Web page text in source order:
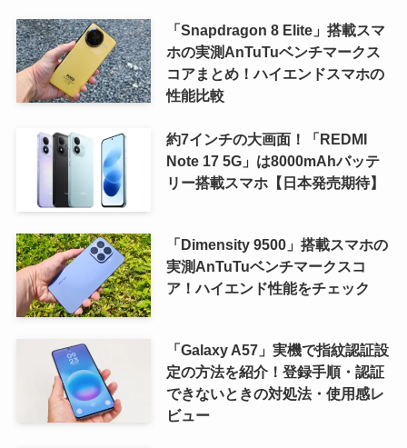
「Snapdragon 8 Elite」搭載スマ
ホの実測AnTuTuベンチマークス
コアまとめ！ハイエンドスマホの
性能比較
約7インチの大画面！「REDMI
Note 17 5G」は8000mAhバッテ
リー搭載スマホ【日本発売期待】
「Dimensity 9500」搭載スマホの
実測AnTuTuベンチマークスコ
ア！ハイエンド性能をチェック
「Galaxy A57」実機で指紋認証設
定の方法を紹介！登録手順・認証
できないときの対処法・使用感レ
ビュー